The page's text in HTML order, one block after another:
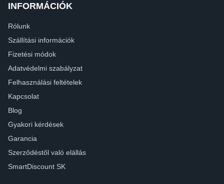
INFORMÁCIÓK
Rólunk
Szállítási információk
Fizetési módok
Adatvédelmi szabályzat
Felhasználási feltételek
Kapcsolat
Blog
Gyakori kérdések
Garancia
Szerződéstől való elállás
SmartDiscount SK